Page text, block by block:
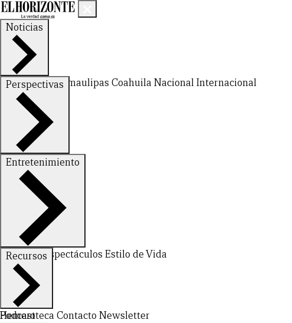
Noticias
Nuevo LeónTamaulipas Coahuila NacionalInternacional
Perspectivas
FinanzasOpinión
Entretenimiento
DeportesEspectáculos Estilo de Vida
Recursos
Hemeroteca Contacto Newsletter
Podcast